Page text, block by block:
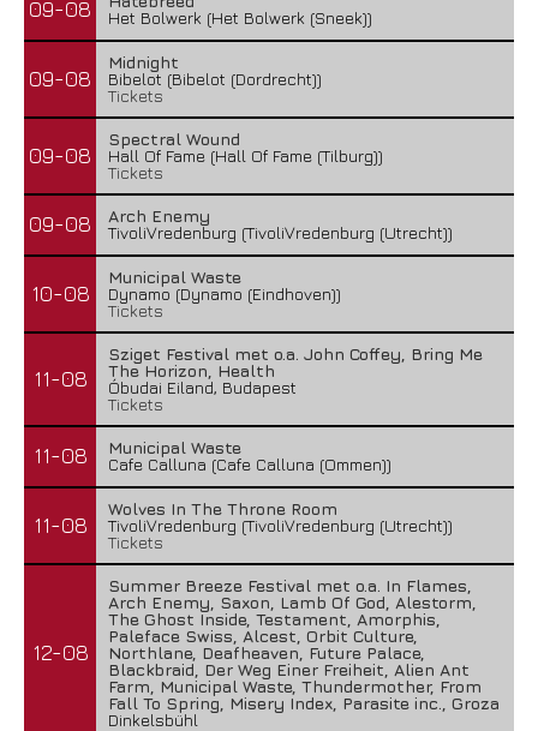
09-08
Het Bolwerk (Het Bolwerk (Sneek))
09-08
Midnight
Bibelot (Bibelot (Dordrecht))
Tickets
09-08
Spectral Wound
Hall Of Fame (Hall Of Fame (Tilburg))
Tickets
09-08
Arch Enemy
TivoliVredenburg (TivoliVredenburg (Utrecht))
10-08
Municipal Waste
Dynamo (Dynamo (Eindhoven))
Tickets
11-08
Sziget Festival met o.a. John Coffey, Bring Me
The Horizon, Health
Óbudai Eiland, Budapest
Tickets
11-08
Municipal Waste
Cafe Calluna (Cafe Calluna (Ommen))
11-08
Wolves In The Throne Room
TivoliVredenburg (TivoliVredenburg (Utrecht))
Tickets
12-08
Summer Breeze Festival met o.a. In Flames,
Arch Enemy, Saxon, Lamb Of God, Alestorm,
The Ghost Inside, Testament, Amorphis,
Paleface Swiss, Alcest, Orbit Culture,
Northlane, Deafheaven, Future Palace,
Blackbraid, Der Weg Einer Freiheit, Alien Ant
Farm, Municipal Waste, Thundermother, From
Fall To Spring, Misery Index, Parasite inc., Groza
Dinkelsbühl